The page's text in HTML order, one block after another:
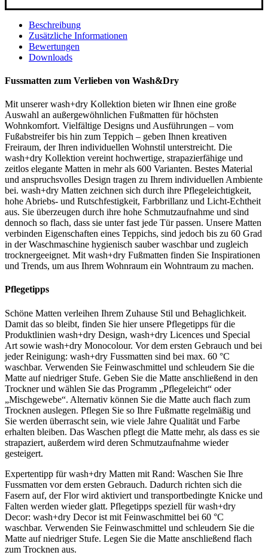
Beschreibung
Zusätzliche Informationen
Bewertungen
Downloads
Fussmatten zum Verlieben von Wash&Dry
Mit unserer wash+dry Kollektion bieten wir Ihnen eine große
Auswahl an außergewöhnlichen Fußmatten für höchsten
Wohnkomfort. Vielfältige Designs und Ausführungen – vom
Fußabstreifer bis hin zum Teppich – geben Ihnen kreativen
Freiraum, der Ihren individuellen Wohnstil unterstreicht. Die
wash+dry Kollektion vereint hochwertige, strapazierfähige und
zeitlos elegante Matten in mehr als 600 Varianten. Bestes Material
und anspruchsvolles Design tragen zu Ihrem individuellen Ambiente
bei. wash+dry Matten zeichnen sich durch ihre Pflegeleichtigkeit,
hohe Abriebs- und Rutschfestigkeit, Farbbrillanz und Licht-Echtheit
aus. Sie überzeugen durch ihre hohe Schmutzaufnahme und sind
dennoch so flach, dass sie unter fast jede Tür passen. Unsere Matten
verbinden Eigenschaften eines Teppichs, sind jedoch bis zu 60 Grad
in der Waschmaschine hygienisch sauber waschbar und zugleich
trocknergeeignet. Mit wash+dry Fußmatten finden Sie Inspirationen
und Trends, um aus Ihrem Wohnraum ein Wohntraum zu machen.
Pflegetipps
Schöne Matten verleihen Ihrem Zuhause Stil und Behaglichkeit.
Damit das so bleibt, finden Sie hier unsere Pflegetipps für die
Produktlinien wash+dry Design, wash+dry Licences und Special
Art sowie wash+dry Monocolour. Vor dem ersten Gebrauch und bei
jeder Reinigung: wash+dry Fussmatten sind bei max. 60 °C
waschbar. Verwenden Sie Feinwaschmittel und schleudern Sie die
Matte auf niedriger Stufe. Geben Sie die Matte anschließend in den
Trockner und wählen Sie das Programm „Pflegeleicht“ oder
„Mischgewebe“. Alternativ können Sie die Matte auch flach zum
Trocknen auslegen. Pflegen Sie so Ihre Fußmatte regelmäßig und
Sie werden überrascht sein, wie viele Jahre Qualität und Farbe
erhalten bleiben. Das Waschen pflegt die Matte mehr, als dass es sie
strapaziert, außerdem wird deren Schmutzaufnahme wieder
gesteigert.
Expertentipp für wash+dry Matten mit Rand: Waschen Sie Ihre
Fussmatten vor dem ersten Gebrauch. Dadurch richten sich die
Fasern auf, der Flor wird aktiviert und transportbedingte Knicke und
Falten werden wieder glatt. Pflegetipps speziell für wash+dry
Decor: wash+dry Decor ist mit Feinwaschmittel bei 60 °C
waschbar. Verwenden Sie Feinwaschmittel und schleudern Sie die
Matte auf niedriger Stufe. Legen Sie die Matte anschließend flach
zum Trocknen aus.